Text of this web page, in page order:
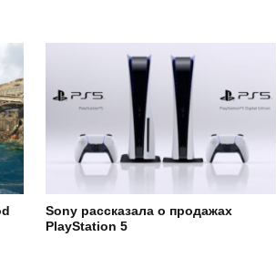
Sony рассказала о продажах
PlayStation 5